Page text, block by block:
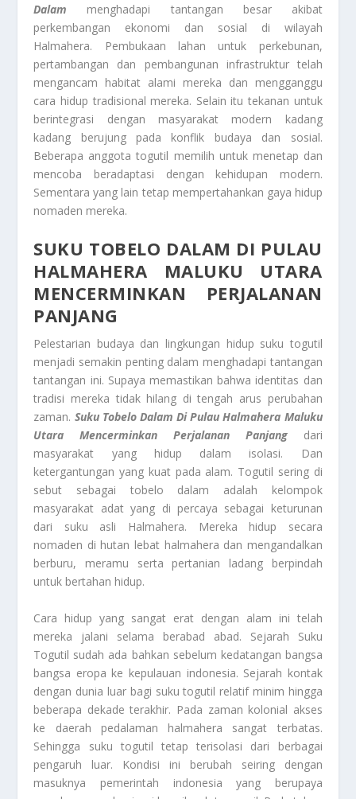
Dalam menghadapi tantangan besar akibat
perkembangan ekonomi dan sosial di wilayah
Halmahera. Pembukaan lahan untuk perkebunan,
pertambangan dan pembangunan infrastruktur telah
mengancam habitat alami mereka dan mengganggu
cara hidup tradisional mereka. Selain itu tekanan untuk
berintegrasi dengan masyarakat modern kadang
kadang berujung pada konflik budaya dan sosial.
Beberapa anggota togutil memilih untuk menetap dan
mencoba beradaptasi dengan kehidupan modern.
Sementara yang lain tetap mempertahankan gaya hidup
nomaden mereka.
SUKU TOBELO DALAM DI PULAU
HALMAHERA MALUKU UTARA
MENCERMINKAN PERJALANAN
PANJANG
Pelestarian budaya dan lingkungan hidup suku togutil
menjadi semakin penting dalam menghadapi tantangan
tantangan ini. Supaya memastikan bahwa identitas dan
tradisi mereka tidak hilang di tengah arus perubahan
zaman. Suku Tobelo Dalam Di Pulau Halmahera Maluku
Utara Mencerminkan Perjalanan Panjangdari
masyarakat yang hidup dalam isolasi. Dan
ketergantungan yang kuat pada alam. Togutil sering di
sebut sebagai tobelo dalam adalah kelompok
masyarakat adat yang di percaya sebagai keturunan
dari suku asli Halmahera. Mereka hidup secara
nomaden di hutan lebat halmahera dan mengandalkan
berburu, meramu serta pertanian ladang berpindah
untuk bertahan hidup.
Cara hidup yang sangat erat dengan alam ini telah
mereka jalani selama berabad abad.
Sejarah Suku
Togutil sudah ada bahkan sebelum kedatangan bangsa
bangsa eropa ke kepulauan indonesia. Sejarah kontak
dengan dunia luar bagi suku togutil relatif minim hingga
beberapa dekade terakhir. Pada zaman kolonial akses
ke daerah pedalaman halmahera sangat terbatas.
Sehingga suku togutil tetap terisolasi dari berbagai
pengaruh luar. Kondisi ini berubah seiring dengan
masuknya pemerintah indonesia yang berupaya